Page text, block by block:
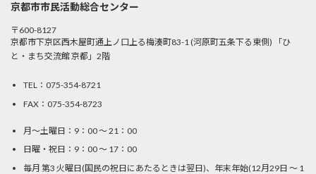
京都市市民活動総合センター
〒600-8127
京都市下京区西木屋町通上ノ口上る梅湊町83-1 (河原町五条下る東側) 「ひ
と・まち交流館 京都」2階
TEL：075-354-8721
FAX：075-354-8723
月〜土曜日：9：00 〜 21：00
日曜・祝日：9：00 〜 17：00
毎月 第3 火曜日(国民の祝日にあたるときは翌日)、年末年始(12月29日 〜 1